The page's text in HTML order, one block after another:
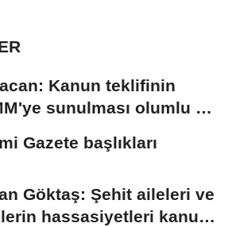
Kanun teklifinin
sunulması olumlu bir
Gazete başlıkları
Göktaş: Şehit aileleri ve
hassasiyetleri kanun